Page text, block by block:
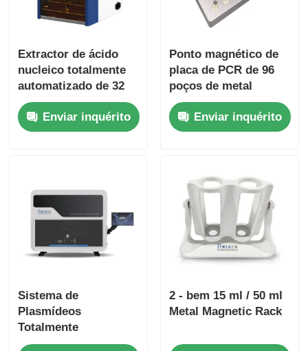
Extractor de ácido
nucleico totalmente
automatizado de 32
canais
Enviar inquérito
Ponto magnético de
placa de PCR de 96
poços de metal
Enviar inquérito
Sistema de
Plasmídeos
Totalmente
Automático 2000
2 - bem 15 ml / 50 ml
Metal Magnetic Rack